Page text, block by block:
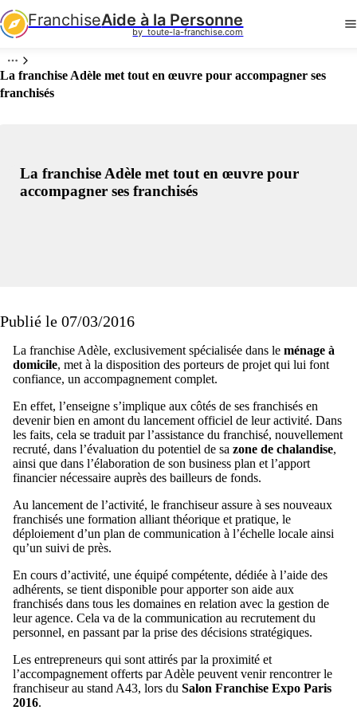
FranchiseAide à la Personne
by  toute-la-franchise.com
La franchise Adèle met tout en œuvre pour accompagner ses
franchisés
La franchise Adèle met tout en œuvre pour
accompagner ses franchisés
Publié le 07/03/2016
La franchise Adèle, exclusivement spécialisée dans le ménage à
domicile, met à la disposition des porteurs de projet qui lui font
confiance, un accompagnement complet.
En effet, l’enseigne s’implique aux côtés de ses franchisés en
devenir bien en amont du lancement officiel de leur activité. Dans
les faits, cela se traduit par l’assistance du franchisé, nouvellement
recruté, dans l’évaluation du potentiel de sa zone de chalandise,
ainsi que dans l’élaboration de son business plan et l’apport
financier nécessaire auprès des bailleurs de fonds.
Au lancement de l’activité, le franchiseur assure à ses nouveaux
franchisés une formation alliant théorique et pratique, le
déploiement d’un plan de communication à l’échelle locale ainsi
qu’un suivi de près.
En cours d’activité, une équipé compétente, dédiée à l’aide des
adhérents, se tient disponible pour apporter son aide aux
franchisés dans tous les domaines en relation avec la gestion de
leur agence. Cela va de la communication au recrutement du
personnel, en passant par la prise des décisions stratégiques.
Les entrepreneurs qui sont attirés par la proximité et
l’accompagnement offerts par Adèle peuvent venir rencontrer le
franchiseur au stand A43, lors du Salon Franchise Expo Paris
2016.